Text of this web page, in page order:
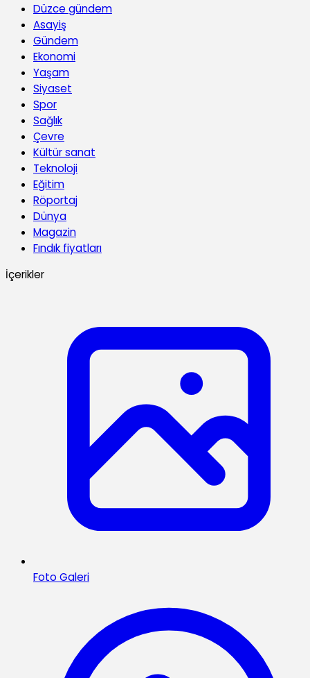
Düzce gündem
Asayiş
Gündem
Ekonomi
Yaşam
Siyaset
Spor
Sağlık
Çevre
Kültür sanat
Teknoloji
Eğitim
Röportaj
Dünya
Magazin
Fındık fiyatları
İçerikler
Foto Galeri